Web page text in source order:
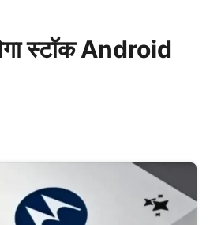
स्टॉक Android